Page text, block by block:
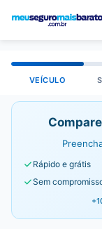
VEÍCULO
Rápido e grátis
Sem